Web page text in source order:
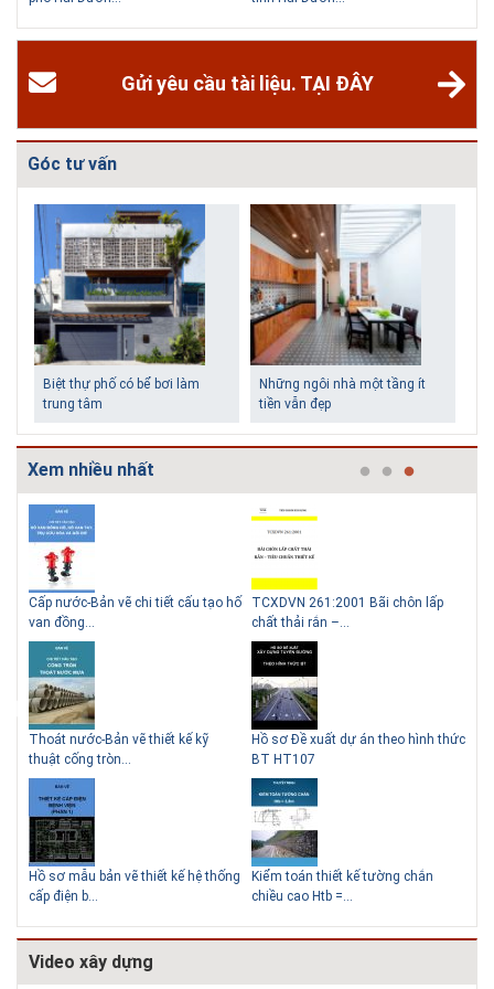
Gửi yêu cầu tài liệu. TẠI ĐÂY
Góc tư vấn
Biệt thự phố có bể bơi làm
trung tâm
Những ngôi nhà một tầng ít
tiền vẫn đẹp
Lý do nên sử dụng gạch block
để xây nhà
Thiết kế nhà siêu nhỏ độc đáo
Giải pháp xử lý thấm chân
tường
Xem nhiều nhất
Cấp nước-Bản vẽ chi tiết cấu tạo hố
van đồng...
Thoát nước-Bản vẽ thiết kế kỹ
thuật cống tròn...
Hồ sơ mẫu bản vẽ thiết kế hệ thống
cấp điện b...
TCXDVN 261:2001 Bãi chôn lấp
chất thải rắn –...
Hồ sơ Đề xuất dự án theo hình thức
BT HT107
Kiểm toán thiết kế tường chắn
chiều cao Htb =...
Video xây dựng